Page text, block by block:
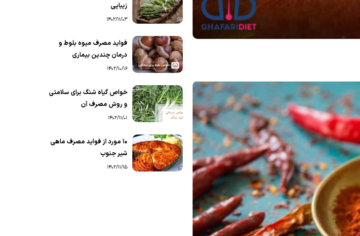
زیبایی
1402/11/03
فواید مصرف میوه بلوط و
درمان چندین بیماری
1402/10/16
خواص گیاه شنگ برای سلامتی
و روش مصرف آن
1402/11/01
۱۰ مورد از فواید مصرف ماهی
شیر جنوب
1402/11/15